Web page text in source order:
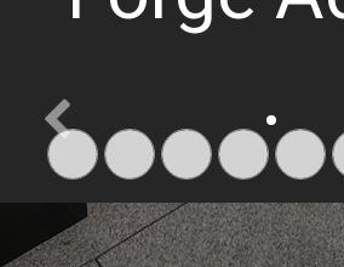
Précedent